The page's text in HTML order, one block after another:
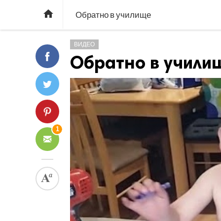
 Обратно в училище
1
ВИДЕО
Обратно в